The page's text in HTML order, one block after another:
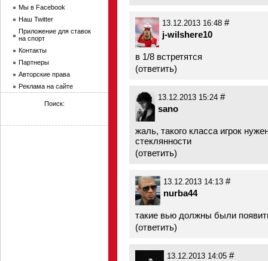
13.12.2013 16:48 #
j-wilshere10
в 1/8 встретятся
(ответить)
13.12.2013 15:24 #
sano
жаль, такого класса игрок
стеклянности
(ответить)
13.12.2013 14:13 #
nurba44
такие вью должны были
(ответить)
13.12.2013 14:05 #
Мы в Facebook
Наш Twitter
Приложение для ставок
на спорт
Контакты
Партнеры
Авторские права
Реклама на сайте
Поиск: